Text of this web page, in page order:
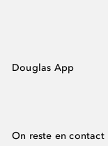
Douglas App
On reste en contact